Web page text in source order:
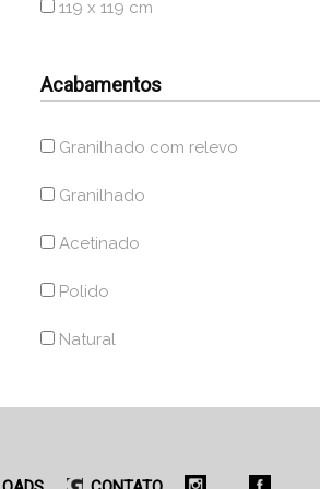
119 x 119 cm
Acabamentos
Granilhado com relevo
Granilhado
Acetinado
Polido
Natural